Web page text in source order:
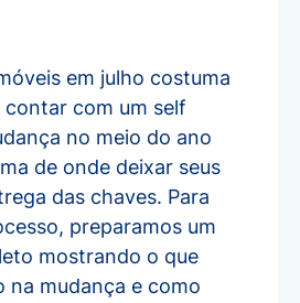
em julho costuma
contar com um self
no meio do ano
de onde deixar seus
das chaves. Para
preparamos um
mostrando o que
na mudança e como